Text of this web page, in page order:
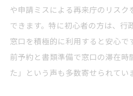
や申請ミスによる再来庁のリスク
できます。特に初心者の方は、行
窓口を積極的に利用すると安心で
前予約と書類準備で窓口の滞在時
た」という声も多数寄せられてい